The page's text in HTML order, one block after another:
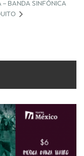
– BANDA SINFÓNICA